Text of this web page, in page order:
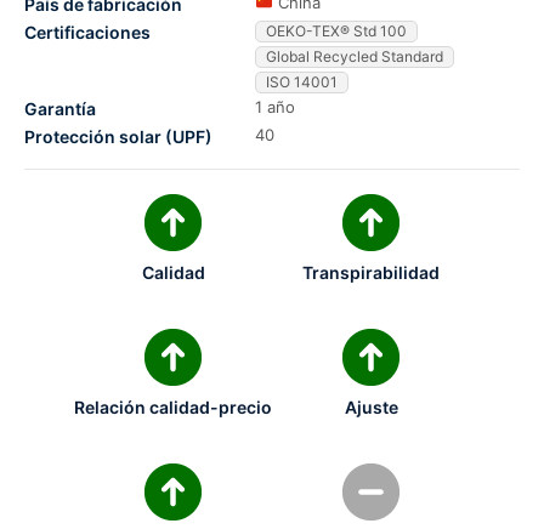
País de fabricación
Certificaciones
OEKO-TEX® Std 100
Global Recycled Standard
ISO 14001
Garantía 1 año
Protección solar (UPF) 40
Calidad Transpirabilidad
Relación calidad-precio Ajuste